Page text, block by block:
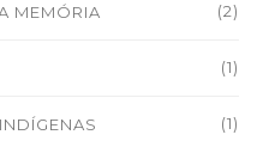
MEMÓRIA (2)
(1)
(1)